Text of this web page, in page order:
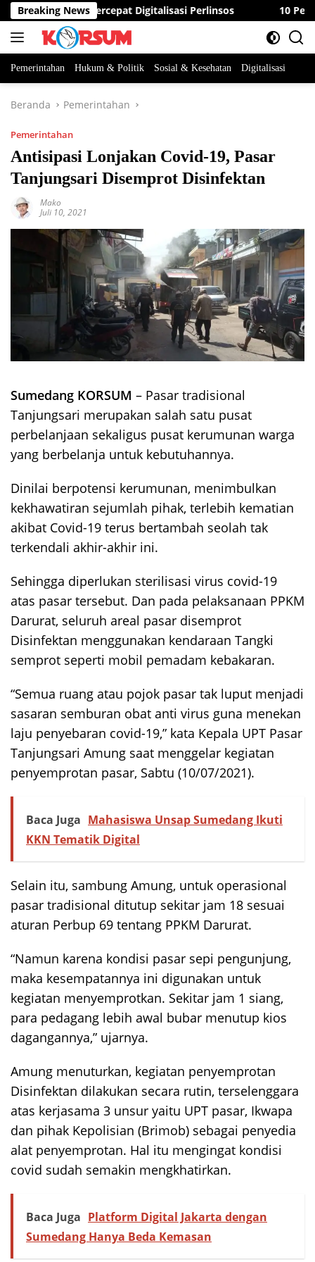
Langsung
ke
konten
Breaking News
Minta ASN Percepat Digitalisasi Perlinsos 10 Peserta
Pemerintahan Hukum & Politik Sosial & Kesehatan Digitalisasi
Beranda Pemerintahan
Pemerintahan
Antisipasi Lonjakan Covid-19, Pasar
Tanjungsari Disemprot Disinfektan
Mako
Juli 10, 2021
Sumedang KORSUM – Pasar tradisional
Tanjungsari merupakan salah satu pusat
perbelanjaan sekaligus pusat kerumunan warga
yang berbelanja untuk kebutuhannya.
Dinilai berpotensi kerumunan, menimbulkan
kekhawatiran sejumlah pihak, terlebih kematian
akibat Covid-19 terus bertambah seolah tak
terkendali akhir-akhir ini.
Sehingga diperlukan sterilisasi virus covid-19
atas pasar tersebut. Dan pada pelaksanaan PPKM
Darurat, seluruh areal pasar disemprot
Disinfektan menggunakan kendaraan Tangki
semprot seperti mobil pemadam kebakaran.
“Semua ruang atau pojok pasar tak luput menjadi
sasaran semburan obat anti virus guna menekan
laju penyebaran covid-19,” kata Kepala UPT Pasar
Tanjungsari Amung saat menggelar kegiatan
penyemprotan pasar, Sabtu (10/07/2021).
Baca Juga Mahasiswa Unsap Sumedang Ikuti
KKN Tematik Digital
Selain itu, sambung Amung, untuk operasional
pasar tradisional ditutup sekitar jam 18 sesuai
aturan Perbup 69 tentang PPKM Darurat.
“Namun karena kondisi pasar sepi pengunjung,
maka kesempatannya ini digunakan untuk
kegiatan menyemprotkan. Sekitar jam 1 siang,
para pedagang lebih awal bubar menutup kios
dagangannya,” ujarnya.
Amung menuturkan, kegiatan penyemprotan
Disinfektan dilakukan secara rutin, terselenggara
atas kerjasama 3 unsur yaitu UPT pasar, Ikwapa
dan pihak Kepolisian (Brimob) sebagai penyedia
alat penyemprotan. Hal itu mengingat kondisi
covid sudah semakin mengkhatirkan.
Baca Juga Platform Digital Jakarta dengan
Sumedang Hanya Beda Kemasan